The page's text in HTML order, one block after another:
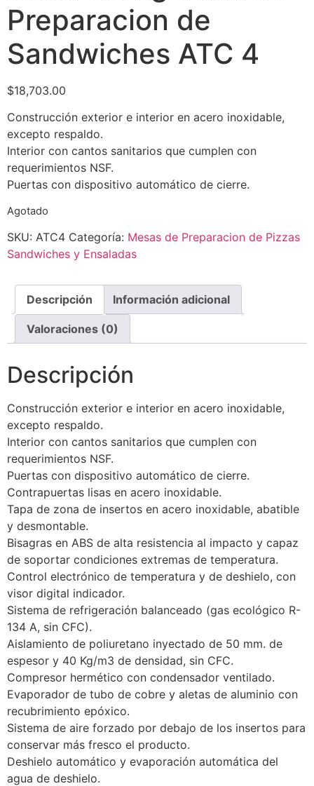
Preparacion de
Sandwiches ATC 4
$18,703.00
Construcción exterior e interior en acero inoxidable,
excepto respaldo.
Interior con cantos sanitarios que cumplen con
requerimientos NSF.
Puertas con dispositivo automático de cierre.
Agotado
SKU: ATC4 Categoría: Mesas de Preparacion de Pizzas
Sandwiches y Ensaladas
Descripción Información adicional
Valoraciones (0)
Descripción
Construcción exterior e interior en acero inoxidable,
excepto respaldo.
Interior con cantos sanitarios que cumplen con
requerimientos NSF.
Puertas con dispositivo automático de cierre.
Contrapuertas lisas en acero inoxidable.
Tapa de zona de insertos en acero inoxidable, abatible
y desmontable.
Bisagras en ABS de alta resistencia al impacto y capaz
de soportar condiciones extremas de temperatura.
Control electrónico de temperatura y de deshielo, con
visor digital indicador.
Sistema de refrigeración balanceado (gas ecológico R-
134 A, sin CFC).
Aislamiento de poliuretano inyectado de 50 mm. de
espesor y 40 Kg/m3 de densidad, sin CFC.
Compresor hermético con condensador ventilado.
Evaporador de tubo de cobre y aletas de aluminio con
recubrimiento epóxico.
Sistema de aire forzado por debajo de los insertos para
conservar más fresco el producto.
Deshielo automático y evaporación automática del
agua de deshielo.